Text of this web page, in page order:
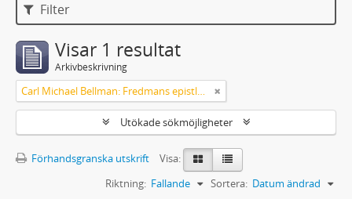
Filter
Visar 1 resultat
Arkivbeskrivning
Carl Michael Bellman: Fredmans epistlar [Nechers ex.]. Ep. 1-50
Utökade sökmöjligheter
Förhandsgranska utskrift
Visa:
Sortera: Datum ändrad
Riktning: Fallande